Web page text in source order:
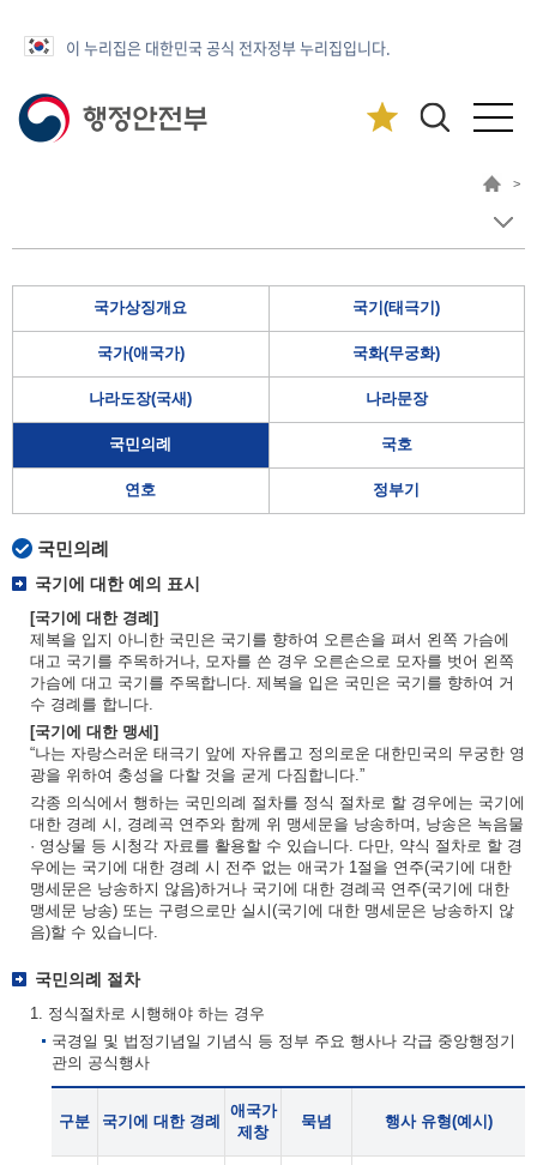
이 누리집은 대한민국 공식 전자정부 누리집입니다.
>
국가상징개요 국기(태극기)
국가(애국가) 국화(무궁화)
나라도장(국새) 나라문장
국민의례 국호
연호 정부기
국민의례
국기에 대한 예의 표시
[국기에 대한 경례]
제복을 입지 아니한 국민은 국기를 향하여 오른손을 펴서 왼쪽 가슴에
대고 국기를 주목하거나, 모자를 쓴 경우 오른손으로 모자를 벗어 왼쪽
가슴에 대고 국기를 주목합니다. 제복을 입은 국민은 국기를 향하여 거
수 경례를 합니다.
[국기에 대한 맹세]
“나는 자랑스러운 태극기 앞에 자유롭고 정의로운 대한민국의 무궁한 영
광을 위하여 충성을 다할 것을 굳게 다짐합니다.”
각종 의식에서 행하는 국민의례 절차를 정식 절차로 할 경우에는 국기에
대한 경례 시, 경례곡 연주와 함께 위 맹세문을 낭송하며, 낭송은 녹음물
· 영상물 등 시청각 자료를 활용할 수 있습니다. 다만, 약식 절차로 할 경
우에는 국기에 대한 경례 시 전주 없는 애국가 1절을 연주(국기에 대한
맹세문은 낭송하지 않음)하거나 국기에 대한 경례곡 연주(국기에 대한
맹세문 낭송) 또는 구령으로만 실시(국기에 대한 맹세문은 낭송하지 않
음)할 수 있습니다.
국민의례 절차
1. 정식절차로 시행해야 하는 경우
국경일 및 법정기념일 기념식 등 정부 주요 행사나 각급 중앙행정기
관의 공식행사
구분 국기에 대한 경례
애국가
제창
묵념 행사 유형(예시)